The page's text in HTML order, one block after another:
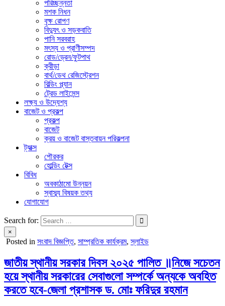
পরিচ্ছন্নতা
মশক নিধন
বৃক্ষ রোপণ
বিদ্যুৎ ও সড়কবাতি
পানি সরবরাহ
মৎস্য ও প্রাণীসম্পদ
রোড/ড্রেন/ফুটপাথ
ক্রীড়া
বার্থ/ডেথ রেজিস্ট্রেশন
বিল্ডিং প্ল্যান
ট্রেড লাইসেন্স
লক্ষ্য ও উদ্যেশ্য
বাজেট ও প্রকল্প
প্রকল্প
বাজেট
ক্রয় ও বাজেট বাস্তবায়ন পরিকল্পনা
ট্যাক্স
পৌরকর
হোল্ডিং টেক্স
বিবিধ
অবকাঠামো উন্নয়ন
স্বাস্ব্য বিষয়ক তথ্য
যোগাযোগ
Search for:
×
Posted in সংবাদ বিজ্ঞপ্তি, সাম্প্রতিক কার্যক্রম,স্লাইড
জাতীয় স্থানীয় সরকার দিবস ২০২৫ পালিত ॥নিজে সচেতন
হয়ে স্থানীয় সরকারের সেবাগুলো সম্পর্কে অন্যকে অবহিত
করতে হবে-জেলা প্রশাসক ড. মোঃ ফরিদুর রহমান